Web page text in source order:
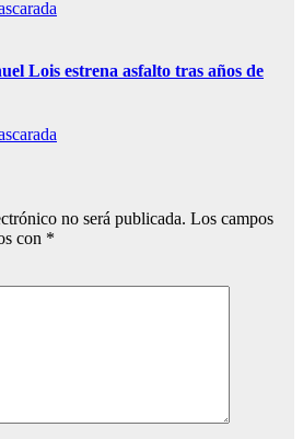
Lois estrena asfalto tras años de
no será publicada. Los campos
con *